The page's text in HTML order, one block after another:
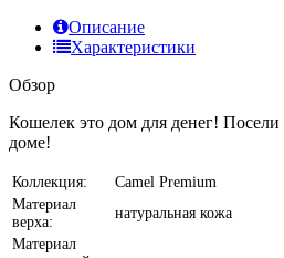
Описание
Характеристики
Обзор
Кошелек это дом для денег! Посели
доме!
Коллекция:
Camel Premium
Материал
верха:
натуральная кожа
Материал